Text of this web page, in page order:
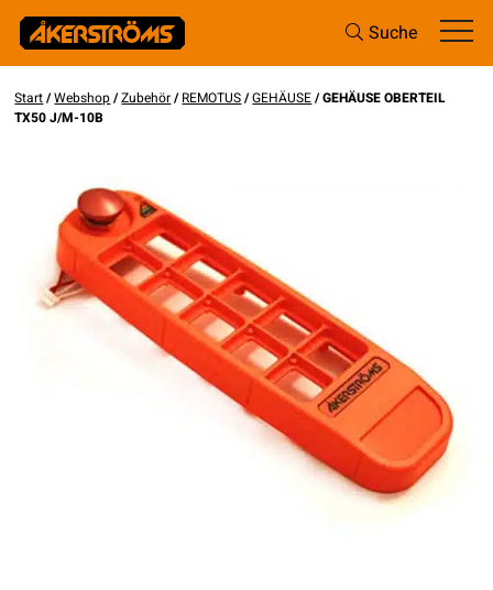
Suche
Start/Webshop/Zubehör/REMOTUS/GEHÄUSE/ GEHÄUSE OBERTEIL
TX50 J/M-10B